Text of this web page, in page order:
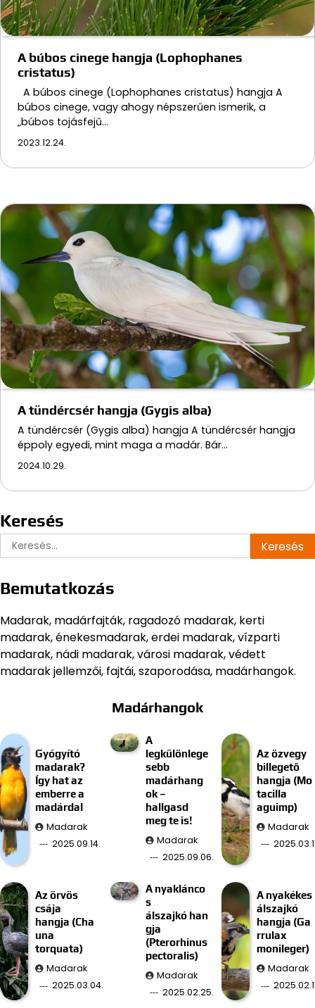
A búbos cinege hangja (Lophophanes
cristatus)
A búbos cinege (Lophophanes cristatus) hangja A
búbos cinege, vagy ahogy népszerűen ismerik, a
„búbos tojásfejű…
2023.12.24.
A tündércsér hangja (Gygis alba)
A tündércsér (Gygis alba) hangja A tündércsér hangja
éppoly egyedi, mint maga a madár. Bár…
2024.10.29.
Keresés
Keresés:
Bemutatkozás
Madarak, madárfajták, ragadozó madarak, kerti
madarak, énekesmadarak, erdei madarak, vízparti
madarak, nádi madarak, városi madarak, védett
madarak jellemzői, fajtái, szaporodása, madárhangok.
Madárhangok
Gyógyító
madarak?
Így hat az
emberre a
madárdal
Madarak
2025.09.14.
A
legkülönlege
sebb
madárhang
ok –
hallgasd
meg te is!
Madarak
2025.09.06.
Az özvegy
billegető
hangja (Mo
tacilla
aguimp)
Madarak
Az örvös
csája
hangja (Cha
una
torquata)
Madarak
2025.03.04.
A nyaklánco
s
álszajkó han
gja
(Pterorhinus
pectoralis)
Madarak
2025.02.25.
A nyakékes
álszajkó
hangja (Ga
rrulax
monileger)
Madarak